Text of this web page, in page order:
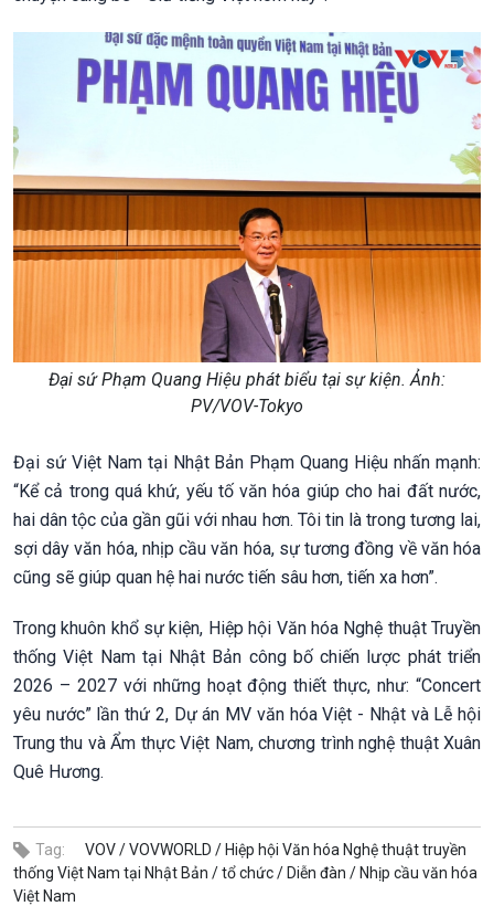
Đại sứ Phạm Quang Hiệu phát biểu tại sự kiện. Ảnh:
PV/VOV-Tokyo
Đại sứ Việt Nam tại Nhật Bản Phạm Quang Hiệu nhấn mạnh:
“Kể cả trong quá khứ, yếu tố văn hóa giúp cho hai đất nước,
hai dân tộc của gần gũi với nhau hơn. Tôi tin là trong tương lai,
sợi dây văn hóa, nhịp cầu văn hóa, sự tương đồng về văn hóa
cũng sẽ giúp quan hệ hai nước tiến sâu hơn, tiến xa hơn”.
Trong khuôn khổ sự kiện, Hiệp hội Văn hóa Nghệ thuật Truyền
thống Việt Nam tại Nhật Bản công bố chiến lược phát triển
2026 – 2027 với những hoạt động thiết thực, như: “Concert
yêu nước” lần thứ 2, Dự án MV văn hóa Việt - Nhật và Lễ hội
Trung thu và Ẩm thực Việt Nam, chương trình nghệ thuật Xuân
Quê Hương.
Tag: VOV /VOVWORLD /Hiệp hội Văn hóa Nghệ thuật truyền
thống Việt Nam tại Nhật Bản /tổ chức /Diễn đàn /Nhịp cầu văn hóa
Việt Nam